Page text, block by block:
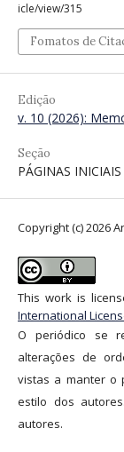
icle/view/315
Fomatos de
Edição
v. 10 (2026):
Seção
PÁGINAS INICIAIS
Copyright (c) 2026
This work is
International
O periódico se
alterações de
vistas a manter o
estilo dos
autores.